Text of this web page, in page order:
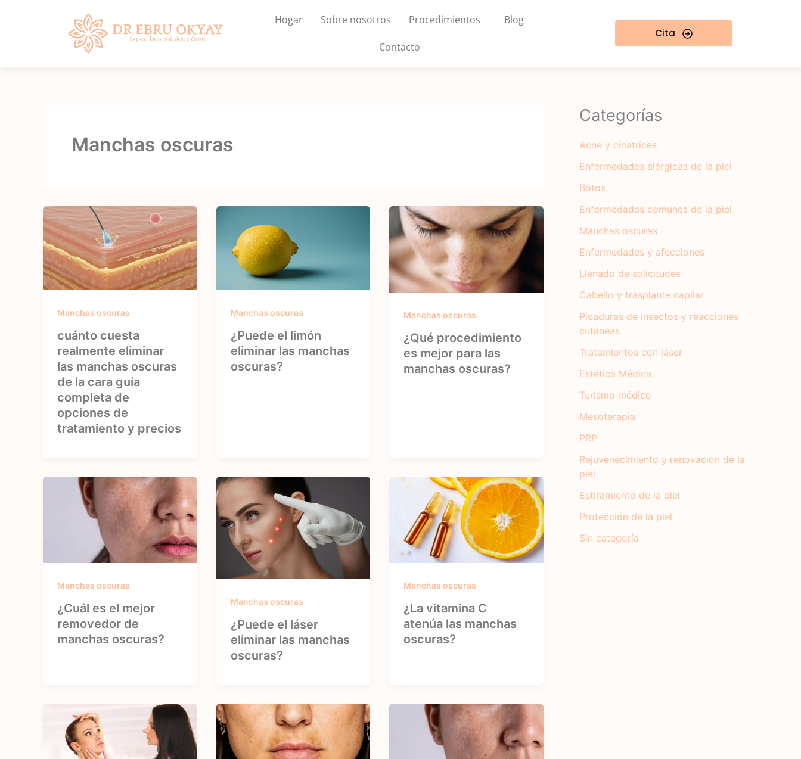
Hogar Sobre nosotros Procedimientos Blog
Contacto
Cita
Manchas oscuras
Manchas oscuras
cuánto cuesta
realmente eliminar
las manchas oscuras
de la cara guía
completa de
opciones de
tratamiento y precios
Manchas oscuras
¿Puede el limón
eliminar las manchas
oscuras?
Manchas oscuras
¿Qué procedimiento
es mejor para las
manchas oscuras?
Manchas oscuras
¿Cuál es el mejor
removedor de
manchas oscuras?
Manchas oscuras
¿Puede el láser
eliminar las manchas
oscuras?
Manchas oscuras
¿La vitamina C
atenúa las manchas
oscuras?
Categorías
Acné y cicatrices
Enfermedades alérgicas de la piel
Botox
Enfermedades comunes de la piel
Manchas oscuras
Enfermedades y afecciones
Llenado de solicitudes
Cabello y trasplante capilar
Picaduras de insectos y reacciones
cutáneas
Tratamientos con láser
Estética Médica
Turismo médico
Mesoterapia
PRP
Rejuvenecimiento y renovación de la
piel
Estiramiento de la piel
Protección de la piel
Sin categoría